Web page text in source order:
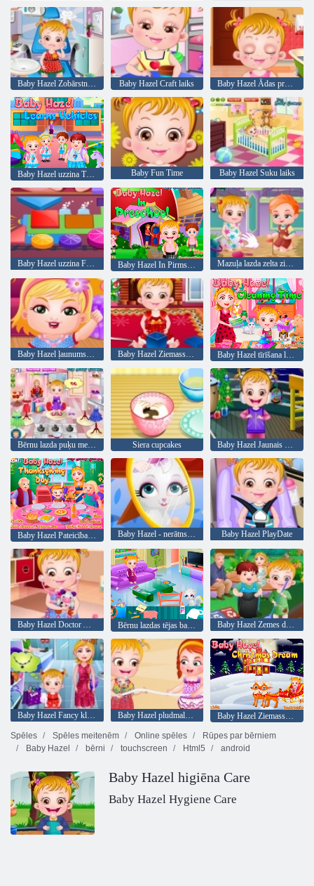
Baby Hazel Zobārstniecība Baby Hazel Craft laiks Baby Hazel Ādas problēmas
Baby Hazel uzzina Transportlīdzekļi Baby Fun Time Baby Hazel Suku laiks
Baby Hazel uzzina Formas Baby Hazel In Pirmsskolas Mazuļa lazda zelta zivtiņa
Baby Hazel ļaunums laiks Baby Hazel Ziemassvētku laiks Baby Hazel tīrīšana laiks
Bērnu lazda puķu meitene Siera cupcakes Baby Hazel Jaunais gads Bash
Baby Hazel - nerātns kaķis Baby Hazel PlayDate
Baby Hazel Doctor Atskaņot Bērnu lazdas tējas ballīte Baby Hazel Zemes diena
Baby Hazel Fancy kleita Baby Hazel pludmales ballīte
Baby Hazel Ziemassvētku sapnis
Spēles
Spēles meitenēm Online spēles
Rūpes par bērniem
Baby Hazel
bērni touchscreen Html5 android
Baby Hazel higiēna Care
Baby Hazel Hygiene Care